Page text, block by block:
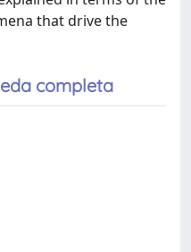
that drive the
completa